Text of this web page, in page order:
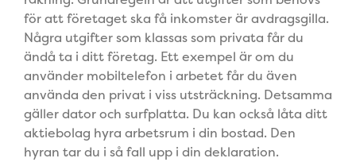
för att företaget ska få inkomster är avdragsgilla.
Några utgifter som klassas som privata får du
ändå ta i dittföretag. Ett exempel är om du
använder mobiltelefon i arbetet får du även
använda den privat i viss utsträckning. Detsamma
gäller dator och surfplatta. Du kan också låta ditt
aktiebolag hyra arbetsrum i din bostad. Den
hyran tar du i så fall upp i din deklaration.